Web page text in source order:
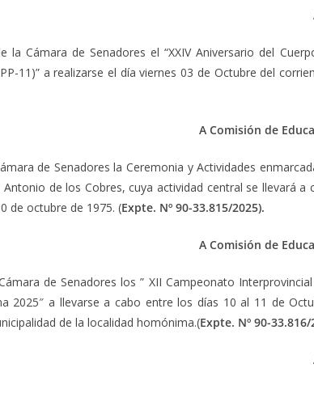
la Cámara de Senadores el “XXIV Aniversario del
11)” a realizarse el día viernes 03 de Octubre del
A Comisión de
de Senadores la Ceremonia y Actividades
Antonio de los Cobres, cuya actividad central se llevará
de octubre de 1975. (Expte. Nº 90-33.815/2025).
A Comisión de
de Senadores los ” XII Campeonato
2025″ a llevarse a cabo entre los días 10 al 11 de
de la localidad homónima.(Expte. Nº 90-33.816/